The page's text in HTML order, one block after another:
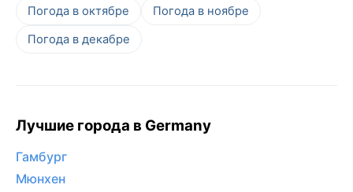
Погода в октябре
Погода в ноябре
Погода в декабре
Лучшие города в Germany
Гамбург
Мюнхен